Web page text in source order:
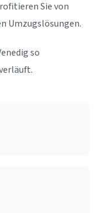
Sie von
Umzugslösungen.
so